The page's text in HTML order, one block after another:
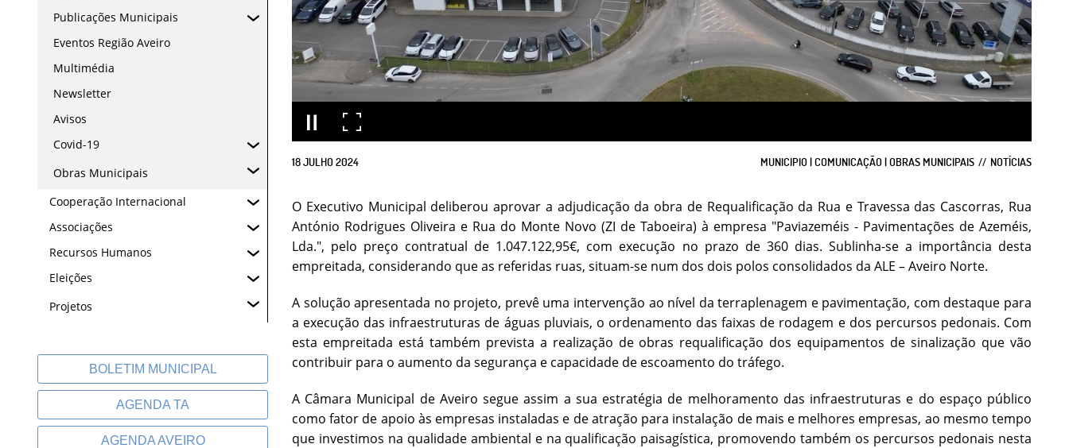
Publicações Municipais
Eventos Região Aveiro
Multimédia
Newsletter
Avisos
Covid-19
Obras Municipais
Cooperação Internacional
Associações
Recursos Humanos
Eleições
Projetos
BOLETIM MUNICIPAL
AGENDA TA
AGENDA AVEIRO
18JULHO2024 MUNICIPIO | COMUNICAÇÃO | OBRAS MUNICIPAIS NOTÍCIAS
O Executivo Municipal deliberou aprovar a adjudicação da obra de Requalificação da Rua e Travessa das Cascorras, Rua
António Rodrigues Oliveira e Rua do Monte Novo (ZI de Taboeira) à empresa "Paviazeméis - Pavimentações de Azeméis,
Lda.", pelo preço contratual de 1.047.122,95€, com execução no prazo de 360 dias. Sublinha-se a importância desta
empreitada, considerando que as referidas ruas, situam-se num dos dois polos consolidados da ALE – Aveiro Norte.
A solução apresentada no projeto, prevê uma intervenção ao nível da terraplenagem e pavimentação, com destaque para
a execução das infraestruturas de águas pluviais, o ordenamento das faixas de rodagem e dos percursos pedonais. Com
esta empreitada está também prevista a realização de obras requalificação dos equipamentos de sinalização que vão
contribuir para o aumento da segurança e capacidade de escoamento do tráfego.
A Câmara Municipal de Aveiro segue assim a sua estratégia de melhoramento das infraestruturas e do espaço público
como fator de apoio às empresas instaladas e de atração para instalação de mais e melhores empresas, ao mesmo tempo
que investimos na qualidade ambiental e na qualificação paisagística, promovendo também os percursos pedonais nesta